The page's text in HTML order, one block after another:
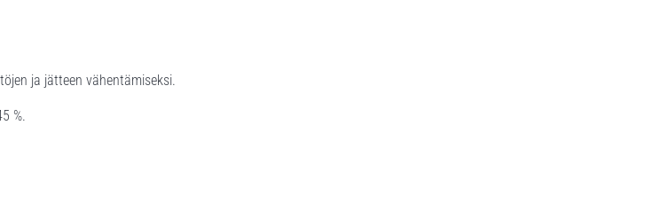
ja jätteen vähentämiseksi.
%.